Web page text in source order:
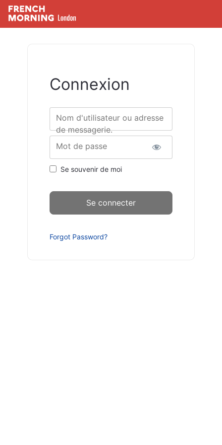
Connexion
Nom d'utilisateur ou adresse
de messagerie.
Mot de passe
Se souvenir de moi
Forgot Password?